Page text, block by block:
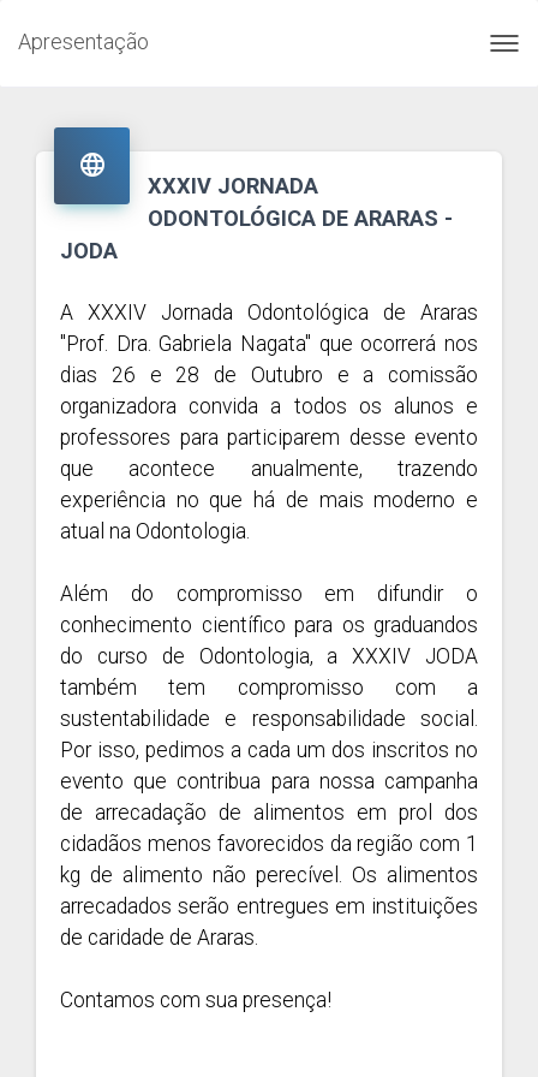
Apresentação

XXXIV JORNADA
ODONTOLÓGICA DE ARARAS -
JODA
A XXXIV Jornada Odontológica de Araras
"Prof. Dra. Gabriela Nagata" que ocorrerá nos
dias 26 e 28 de Outubro e a comissão
organizadora convida a todos os alunos e
professores para participarem desse evento
que acontece anualmente, trazendo
experiência no que há de mais moderno e
atual na Odontologia.
Além do compromisso em difundir o
conhecimento científico para os graduandos
do curso de Odontologia, a XXXIV JODA
também tem compromisso com a
sustentabilidade e responsabilidade social.
Por isso, pedimos a cada um dos inscritos no
evento que contribua para nossa campanha
de arrecadação de alimentos em prol dos
cidadãos menos favorecidos da região com 1
kg de alimento não perecível. Os alimentos
arrecadados serão entregues em instituições
de caridade de Araras.
Contamos com sua presença!